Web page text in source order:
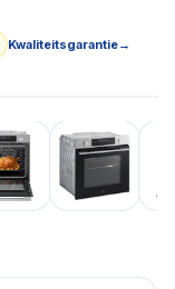
Kwaliteitsgarantie→